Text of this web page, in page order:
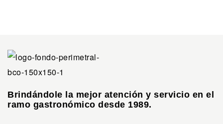
Brindándole la mejor atención y servicio en el
ramo gastronómico desde 1989.